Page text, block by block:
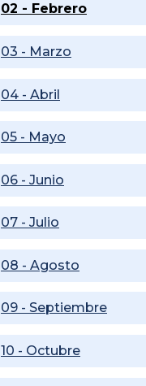
02 - Febrero
03 - Marzo
04 - Abril
05 - Mayo
06 - Junio
07 - Julio
08 - Agosto
09 - Septiembre
10 - Octubre